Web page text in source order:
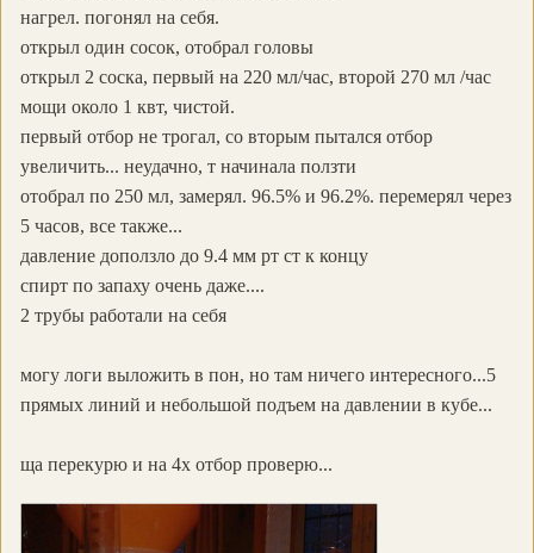
нагрел. погонял на себя.
открыл один сосок, отобрал головы
открыл 2 соска, первый на 220 мл/час, второй 270 мл /час
мощи около 1 квт, чистой.
первый отбор не трогал, со вторым пытался отбор
увеличить... неудачно, т начинала ползти
отобрал по 250 мл, замерял. 96.5% и 96.2%. перемерял через
5 часов, все также...
давление доползло до 9.4 мм рт ст к концу
спирт по запаху очень даже....
2 трубы работали на себя
могу логи выложить в пон, но там ничего интересного...5
прямых линий и небольшой подъем на давлении в кубе...
ща перекурю и на 4х отбор проверю...